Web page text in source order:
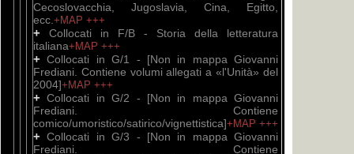
Cecoslovacchia, Jugoslavia, Cina, Egitto,
ecc. +MAP +++
+ Collocati in F/B - Storia della letteratura
italiana+MAP +++
+Collocati in G/1 - [Non in mappa Giovanni
Frediani. Contiene volumi allegati a «l'Unità» del
2004]+MAP +++
+Collocati in G/2 - [Non in mappa Giovanni
Frediani. Contiene
comico/umoristico/satirico/vignettistica]+MAP +++
+Collocati in G/3 - [Non in mappa Giovanni
Frediani. Contiene